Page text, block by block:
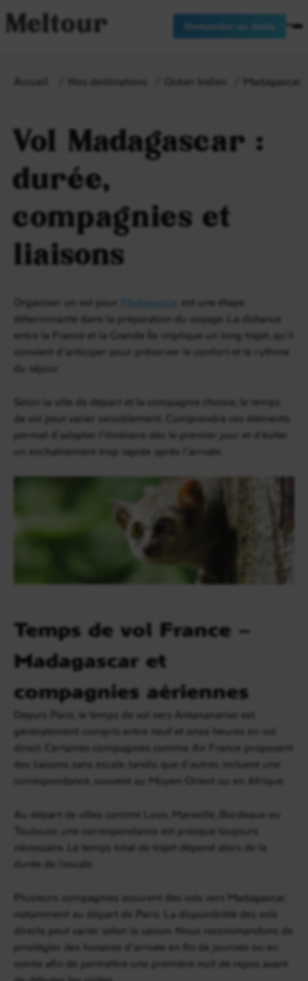
Meltour Demander un devis
Accueil Nos destinations Océan Indien Madagascar
Vol Madagascar :
durée,
compagnies et
liaisons
Organiser un vol pour Madagascar
est une étape
déterminante dans la préparation du voyage. La distance
entre la France et la Grande Île implique un long trajet, qu’il
convient d’anticiper pour préserver le confort et le rythme
du séjour.
Selon la ville de départ et la compagnie choisie, le temps
de vol peut varier sensiblement. Comprendre ces éléments
permet d’adapter l’itinéraire dès le premier jour et d’éviter
un enchaînement trop rapide après l’arrivée.
Temps de vol France –
Madagascar et
compagnies aériennes
Depuis Paris, le temps de vol vers Antananarivo est
généralement compris entre neuf et onze heures en vol
direct. Certaines compagnies comme Air France proposent
des liaisons sans escale, tandis que d’autres incluent une
correspondance, souvent au Moyen-Orient ou en Afrique.
Au départ de villes comme Lyon, Marseille, Bordeaux ou
Toulouse, une correspondance est presque toujours
nécessaire. Le temps total de trajet dépend alors de la
durée de l’escale.
Plusieurs compagnies assurent des vols vers Madagascar,
notamment au départ de Paris. La disponibilité des vols
directs peut varier selon la saison. Nous recommandons de
privilégier des horaires d’arrivée en fin de journée ou en
soirée afin de permettre une première nuit de repos avant